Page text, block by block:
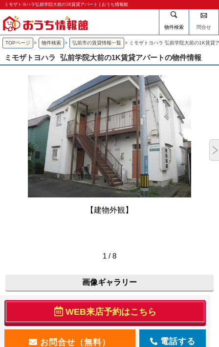
ミモザトヨハラ弘前学院大前の1K賃貸アパート | おうち情報館
物件検索 問合せ
TOPページ > 物件検索 > 弘前市の賃貸情報一覧 > ミモザトヨハラ 弘前学院大前の1K賃貸
ミモザトヨハラ 弘前学院大前の1K賃貸アパートの物件情報
【建物外観】
1 / 8
画像ギャラリー
WEB来店予約はこちら
電話する